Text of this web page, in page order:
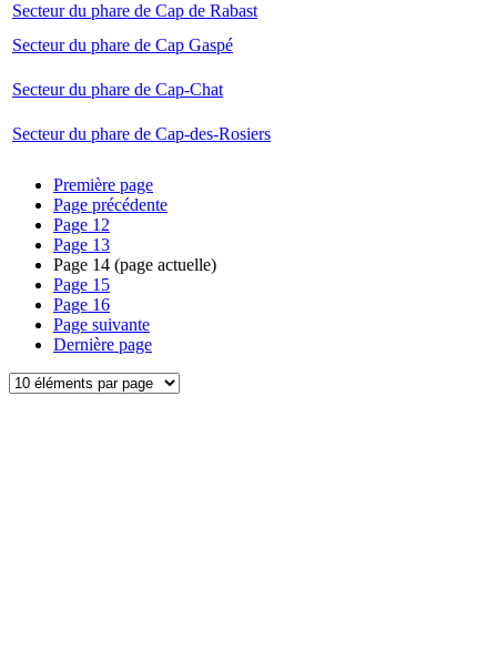
Secteur du phare de Cap de Rabast
Secteur du phare de Cap Gaspé
Secteur du phare de Cap-Chat
Secteur du phare de Cap-des-Rosiers
Première page
Page précédente
Page 12
Page 13
Page 14 (page actuelle)
Page 15
Page 16
Page suivante
Dernière page